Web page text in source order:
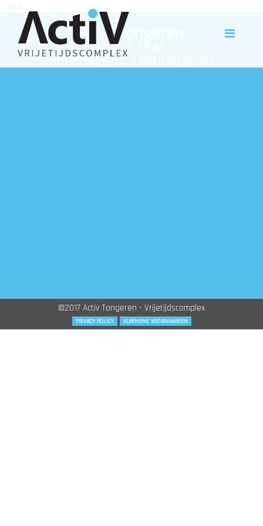
Activ Tongeren
012 23 33 43
Rutterweg 63, 3700 Tongeren
©2017 Activ Tongeren - Vrijetijdscomplex
PRIVACY POLICY ALGEMENE VOORWAARDEN